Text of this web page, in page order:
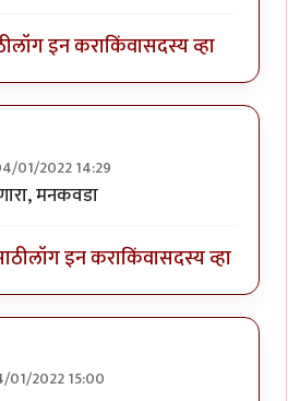
लॉग इन कराकिंवासदस्य व्हा
01/2022 14:29
दिवस. राहिल्या त्या
मनकवडा
लॉग इन कराकिंवासदस्य व्हा
01/2022 15:00